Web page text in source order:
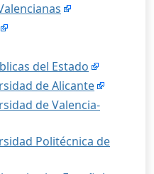
del Estado
de Alicante
de Valencia-
Politécnica de